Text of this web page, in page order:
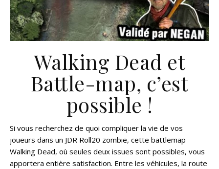
Walking Dead et
Battle-map, c’est
possible !
Si vous recherchez de quoi compliquer la vie de vos
joueurs dans un JDR Roll20 zombie, cette battlemap
Walking Dead, où seules deux issues sont possibles, vous
apportera entière satisfaction. Entre les véhicules, la route